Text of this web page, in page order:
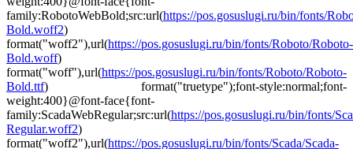
family:RobotoWebBold;src:url(https://pos.gosuslugi.ru/bin/fonts/
Bold.woff2)
format("woff2"),url(https://pos.gosuslugi.ru/bin/fonts/Roboto/Roboto-
Bold.woff)
format("woff"),url(https://pos.gosuslugi.ru/bin/fonts/Roboto/Roboto-
Bold.ttf) format("truetype");font-style:normal;font-
weight:400}@font-face{font-
family:ScadaWebRegular;src:url(https://pos.gosuslugi.ru/bin/fonts/
Regular.woff2)
format("woff2"),url(https://pos.gosuslugi.ru/bin/fonts/Scada/Scada-